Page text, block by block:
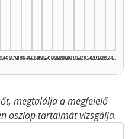
1980–1984
1985–1989
1990–1994
1995–1999
2000–2004
2005–2009
2010–2014
2015–2019
2020–2024
2025–2026
megtalálja a megfelelő
oszlop tartalmát vizsgálja.